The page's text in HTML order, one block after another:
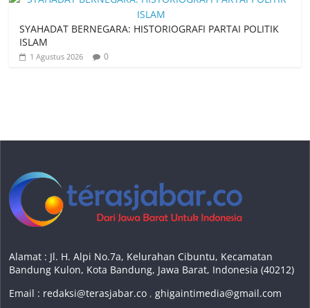
SYAHADAT BERNEGARA: HISTORIOGRAFI PARTAI POLITIK
ISLAM
1 Agustus 2026 0
Alamat : Jl. H. Alpi No.7a, Kelurahan Cibuntu, Kecamatan
Bandung Kulon, Kota Bandung, Jawa Barat, Indonesia (40212)
Email : redaksi@terasjabar.co ,ghigaintimedia@gmail.com